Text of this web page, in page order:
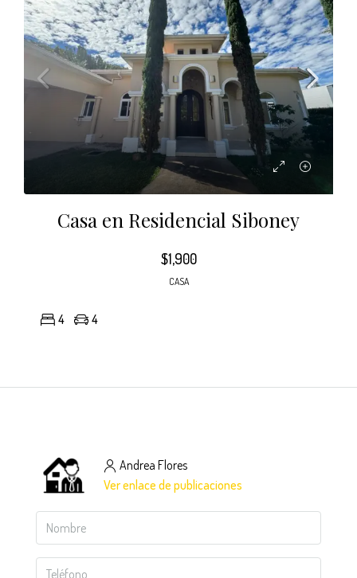
Casa en Residencial Siboney
$1,900
CASA
4 4
Andrea Flores
Ver enlace de publicaciones